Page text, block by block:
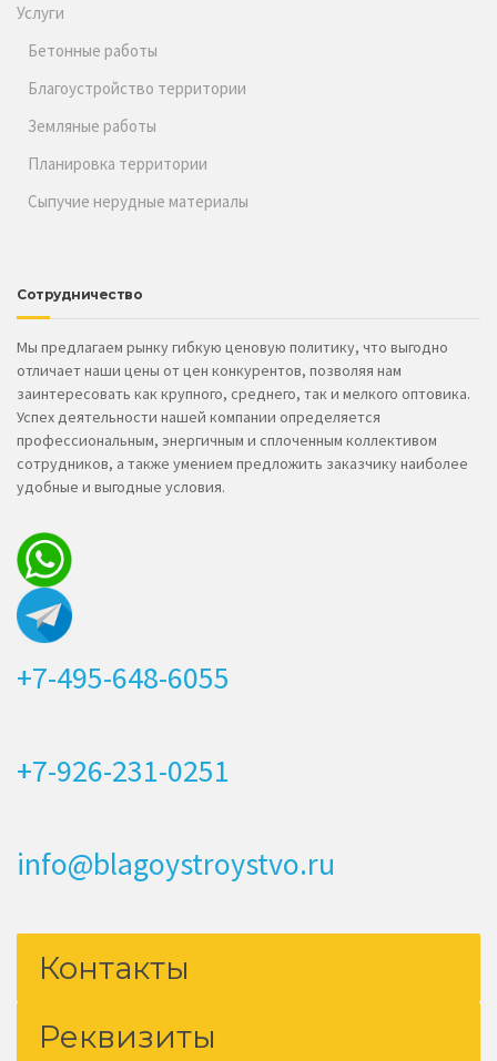
Услуги
Бетонные работы
Благоустройство территории
Земляные работы
Планировка территории
Сыпучие нерудные материалы
Сотрудничество
Мы предлагаем рынку гибкую ценовую политику, что выгодно
отличает наши цены от цен конкурентов, позволяя нам
заинтересовать как крупного, среднего, так и мелкого оптовика.
Успех деятельности нашей компании определяется
профессиональным, энергичным и сплоченным коллективом
сотрудников, а также умением предложить заказчику наиболее
удобные и выгодные условия.
+7-495-648-6055
+7-926-231-0251
info@blagoystroystvo.ru
Контакты
Реквизиты